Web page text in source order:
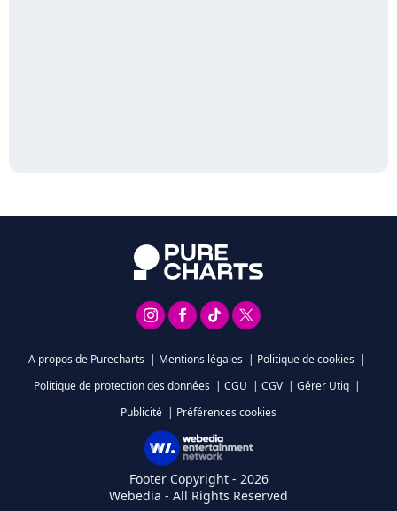
A propos de Purecharts | Mentions légales | Politique de cookies |
Politique de protection des données | CGU | CGV | Gérer Utiq |
Publicité | Préférences cookies
Footer Copyright - 2026
Webedia - All Rights Reserved